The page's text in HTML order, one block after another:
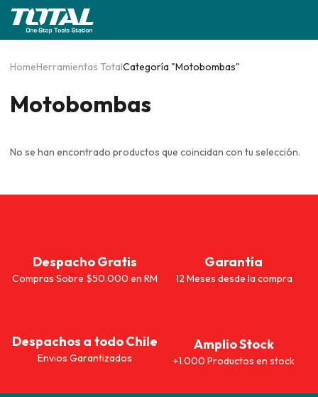
HomeHerramientas TotalCategoría "Motobombas"
Motobombas
No se han encontrado productos que coincidan con tu selección.
Despacho Gratis
Compras Sobre $50.000 en RM
Garantía
12 Meses desde la compra
Despachos a todo Chile
Envios Garantizados
Amplio Stock
+1.000 Productos en stock